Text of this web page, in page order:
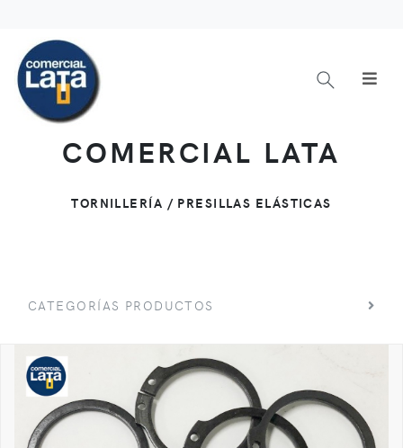
COMERCIAL LATA
TORNILLERÍA / PRESILLAS ELÁSTICAS
CATEGORÍAS PRODUCTOS